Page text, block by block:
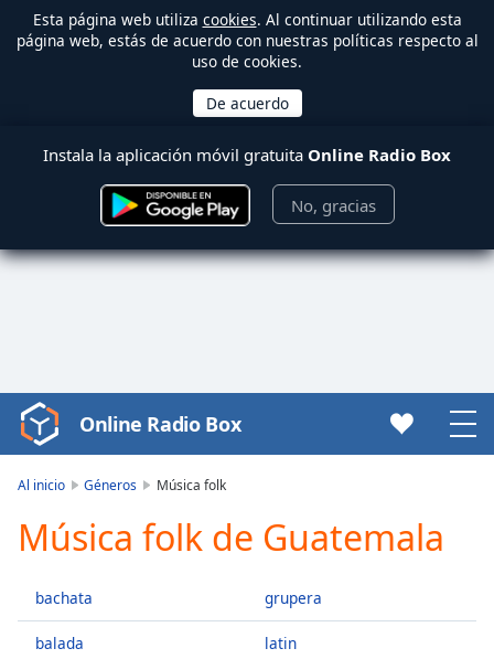
Esta página web utiliza cookies. Al continuar utilizando esta
página web, estás de acuerdo con nuestras políticas respecto al
uso de cookies.
Instala la aplicación móvil gratuita Online Radio Box
No, gracias
Video
Player
Play
Video
Skip
Skip
Online Radio Box
Al inicio Géneros Música folk
Música folk de Guatemala
bachata
balada
grupera
latin